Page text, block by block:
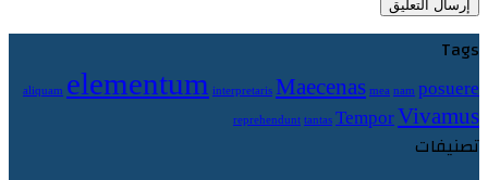
Tags
aliquam elementum interpretaris Maecenas mea nam posuere
reprehendunt tantas Tempor Vivamus
تصنيفات